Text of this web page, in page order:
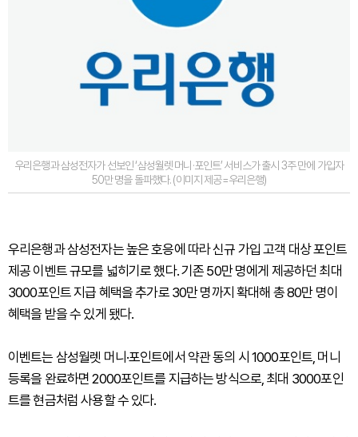
우리은행과 삼성전자가 선보인 ‘삼성월렛 머니·포인트’ 서비스가 출시 3주 만에 가입자
50만 명을 돌파했다. (이미지 제공=우리은행)
우리은행과 삼성전자는 높은 호응에 따라 신규 가입 고객 대상 포인트
제공 이벤트 규모를 넓히기로 했다. 기존 50만 명에게 제공하던 최대
3000포인트 지급 혜택을 추가로 30만 명까지 확대해 총 80만 명이
혜택을 받을 수 있게 됐다.
이벤트는 삼성월렛 머니·포인트에서 약관 동의 시 1000포인트, 머니
등록을 완료하면 2000포인트를 지급하는 방식으로, 최대 3000포인
트를 현금처럼 사용할 수 있다.